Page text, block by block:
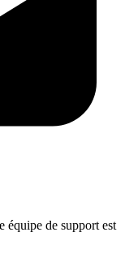
équipe de support est